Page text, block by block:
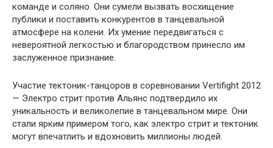
команде и соляно. Они сумели вызвать восхищение
публики и поставить конкурентов в танцевальной
атмосфере на колени. Их умение передвигаться с
невероятной легкостью и благородством принесло им
заслуженное признание.
Участие тектоник-танцоров в соревновании Vertifight 2012
— Электро стрит против Альянс подтвердило их
уникальность и великолепие в танцевальном мире. Они
стали ярким примером того, как электро стрит и тектоник
могут впечатлить и вдохновить миллионы людей.